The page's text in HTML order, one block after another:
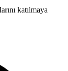
katılmaya